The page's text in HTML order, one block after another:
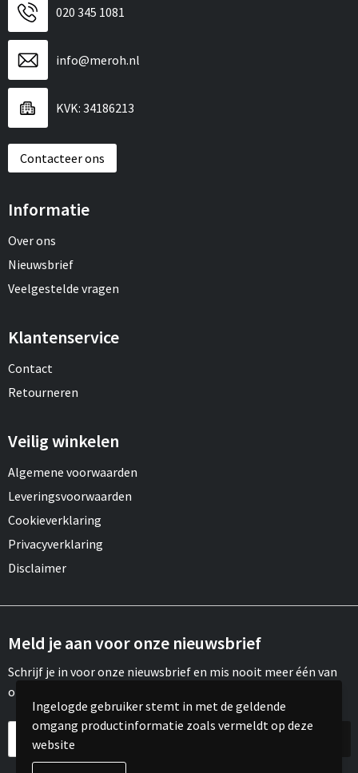
020 345 1081
info@meroh.nl
KVK: 34186213
Contacteer ons
Informatie
Over ons
Nieuwsbrief
Veelgestelde vragen
Klantenservice
Contact
Retourneren
Veilig winkelen
Algemene voorwaarden
Leveringsvoorwaarden
Cookieverklaring
Privacyverklaring
Disclaimer
Meld je aan voor onze nieuwsbrief
Schrijf je in voor onze nieuwsbrief en mis nooit meer één van
onze leuke aanbiedingen of updates.
Ingelogde gebruiker stemt in met de geldende
omgang productinformatie zoals vermeldt op deze
website